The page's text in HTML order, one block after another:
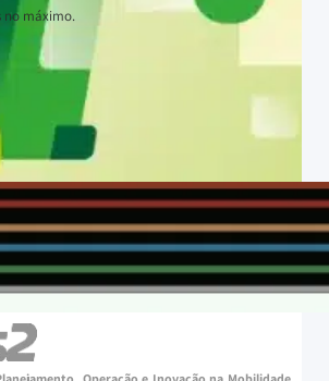
no máximo.